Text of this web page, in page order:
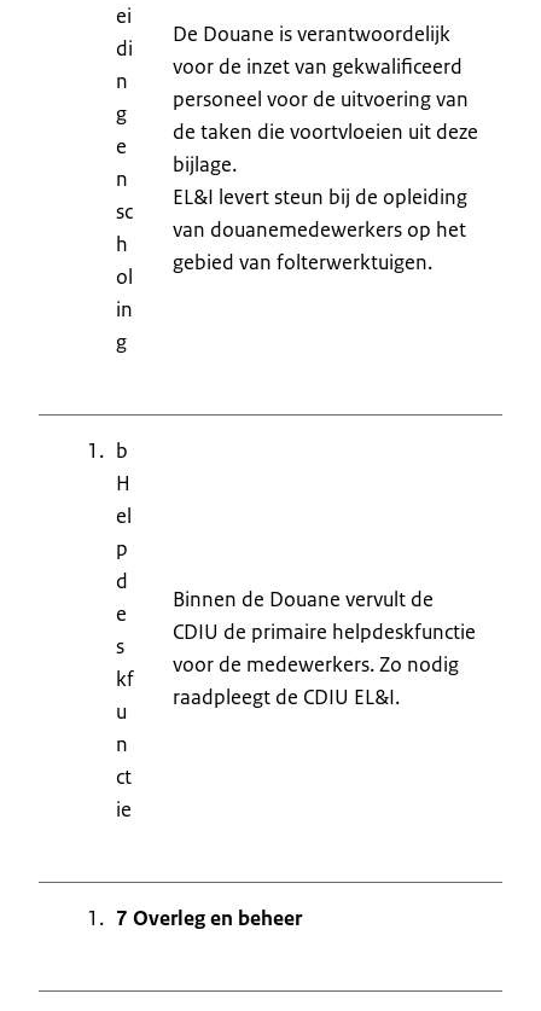
ei
di
n
g
e
n
sc
h
ol
in
g
De Douane is verantwoordelijk
voor de inzet van gekwalificeerd
personeel voor de uitvoering van
de taken die voortvloeien uit deze
bijlage.
EL&I levert steun bij de opleiding
van douanemedewerkers op het
gebied van folterwerktuigen.
b
H
el
p
d
e
s
kf
u
n
ct
ie
Binnen de Douane vervult de
CDIU de primaire helpdeskfunctie
voor de medewerkers. Zo nodig
raadpleegt de CDIU EL&I.
7 Overleg en beheer